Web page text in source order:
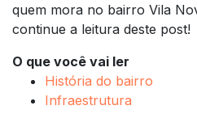
quem mora no bairro Vila
continue a leitura deste post!
O que você vai ler
História do bairro
Infraestrutura